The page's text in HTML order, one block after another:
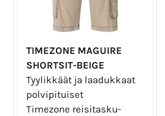
TIMEZONE MAGUIRE
SHORTSIT-BEIGE
Tyylikkäät ja laadukkaat
polvipituiset
Timezone reisitasku-